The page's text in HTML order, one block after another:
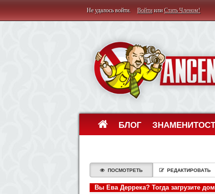
Не удалось войти. ВойтиилиСтать Членом!
БЛОГ
ПОСМОТРЕТЬ РЕДАКТИРОВАТЬ
Вы Ева Деррека? Тогда загрузите